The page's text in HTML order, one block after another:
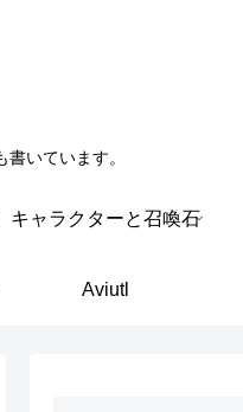
いています。
キャラクターと召喚石
Aviutl